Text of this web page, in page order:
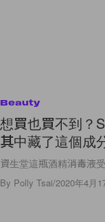
Beauty
想買也買不到？
其中藏了這個成
資生堂這瓶酒精消毒液
By Polly Tsai/2020年4月